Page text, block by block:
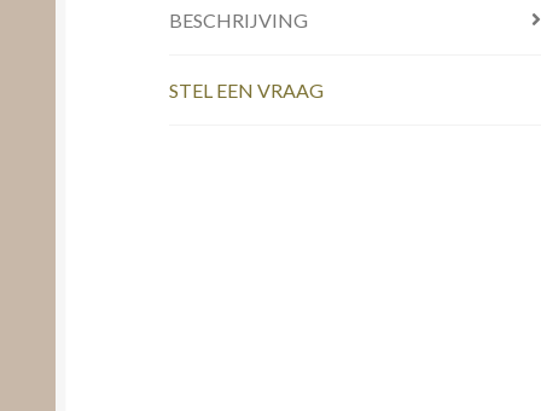
BESCHRIJVING
STEL EEN VRAAG